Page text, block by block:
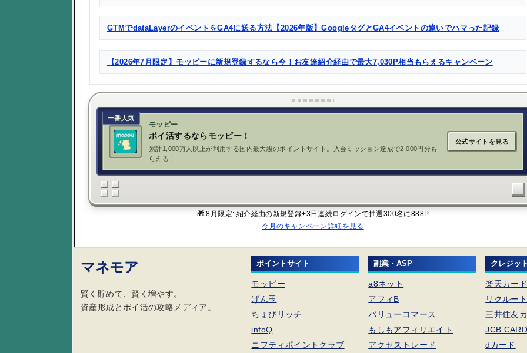
GTMでdataLayerのイベントをGA4に送る方法【2026年版】GoogleタグとGA4イベントの違いでハマった記録
【2026年7月限定】モッピーに新規登録するなら今！お友達紹介経由で最大7,030P相当もらえるキャンペーン
一番人気
モッピー
ポイ活するならモッピー！
累計1,000万人以上が利用する国内最大級のポイントサイト。入会ミッション達成で2,000円分も
らえる！
公式サイトを見る
🎁 8月限定: 紹介経由の新規登録+3日連続ログインで抽選300名に888P
今月のキャンペーン詳細を見る
マネモア
賢く貯めて、賢く増やす。
資産形成とポイ活の攻略メディア。
ポイントサイト
モッピー
げん玉
ちょびリッチ
infoQ
ニフティポイントクラブ
副業・ASP
a8ネット
アフィB
バリューコマース
もしもアフィリエイト
アクセストレード
クレジッ
楽天カード
リクルー
三井住友
JCB
dカード